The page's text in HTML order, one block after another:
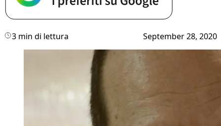
3 min di lettura September 28, 2020